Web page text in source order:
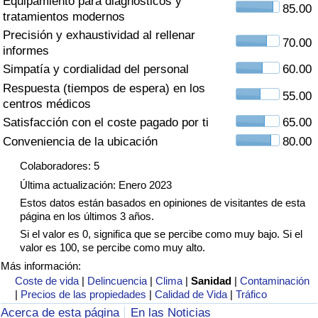
tratamientos modernos
85.00
Precisión y exhaustividad al rellenar
informes
70.00
Simpatía y cordialidad del personal
60.00
Respuesta (tiempos de espera) en los
centros médicos
55.00
Satisfacción con el coste pagado por ti
65.00
Conveniencia de la ubicación
80.00
Colaboradores: 5
Última actualización: Enero 2023
Estos datos están basados en opiniones de visitantes de esta
página en los últimos 3 años.
Si el valor es 0, significa que se percibe como muy bajo. Si el
valor es 100, se percibe como muy alto.
Más información:
Coste de vida | Delincuencia |Clima |Sanidad |Contaminación
| Precios de las propiedades |Calidad de Vida |Tráfico
Acerca de esta página En las Noticias
Índice de criminalidad por país
Sanidad
Índice de Sanidad (Actual)
Índice de Sanidad
Contaminación
Índice de Contaminación (Actual)
Índice de contaminación
Índice de Contaminación por País